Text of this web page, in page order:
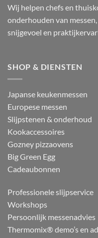
Wij helpen chefs en
onderhouden van
snijgevoel en
SHOP & DIENSTEN
Japanse keukenmessen
Europese messen
Slijpstenen & onderhoud
Kookaccessoires
Gozney pizzaovens
Big Green Egg
Cadeaubonnen
Professionele slijpservice
Workshops
Persoonlijk messenadvies
Thermomix® demo’s en